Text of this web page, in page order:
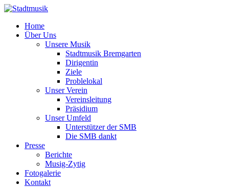
Home
Über Uns
Unsere Musik
Stadtmusik Bremgarten
Dirigentin
Ziele
Problelokal
Unser Verein
Vereinsleitung
Präsidium
Unser Umfeld
Unterstützer der SMB
Die SMB dankt
Presse
Berichte
Musig-Zytig
Fotogalerie
Kontakt